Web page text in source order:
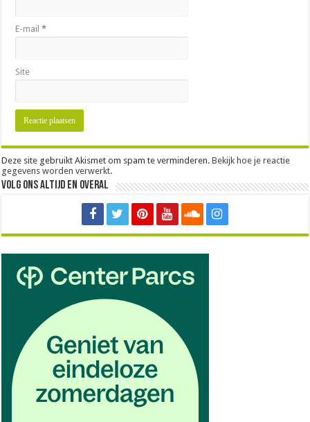
E-mail*
Site
Deze site gebruikt Akismet om spam te verminderen.Bekijk hoe je reactie
gegevens worden verwerkt.
Volg ons altijd en overal